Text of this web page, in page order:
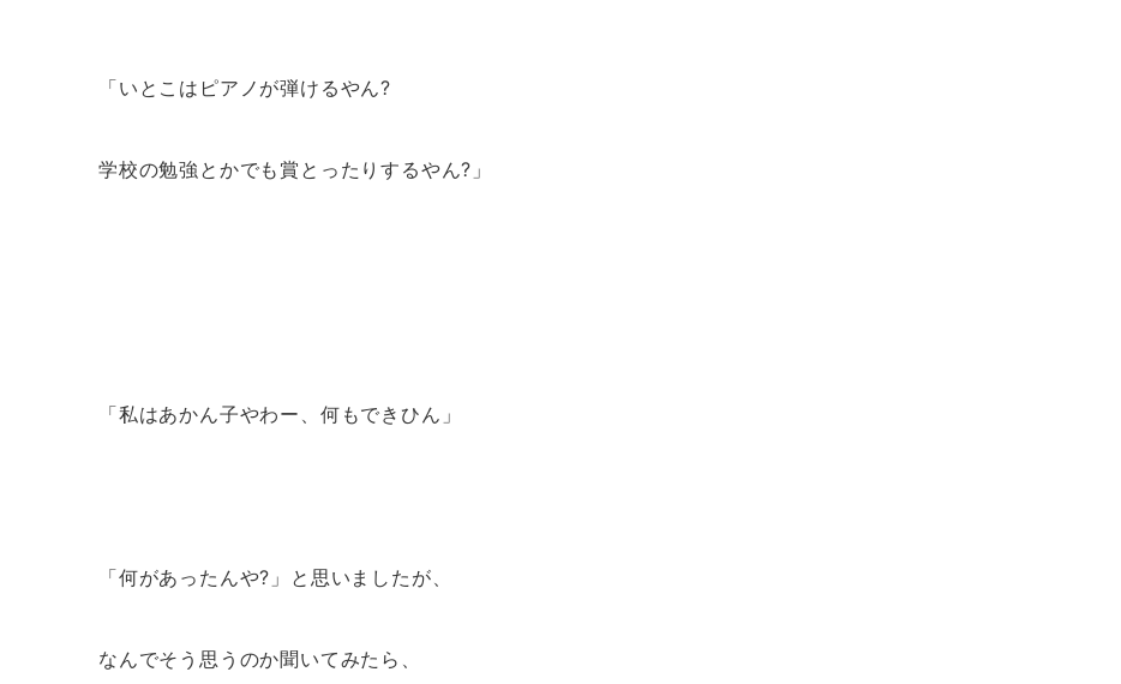
「いとこはピアノが弾けるやん?
学校の勉強とかでも賞とったりするやん?」
「私はあかん子やわー、何もできひん」
「何があったんや?」と思いましたが、
なんでそう思うのか聞いてみたら、